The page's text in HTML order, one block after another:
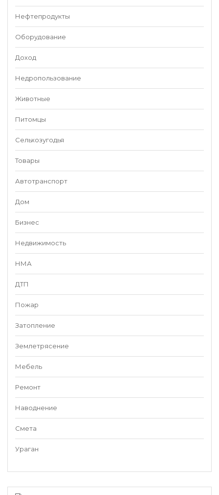
Нефтепродукты
Оборудование
Доход
Недропользование
Животные
Питомцы
Сельхозугодья
Товары
Автотранспорт
Дом
Бизнес
Недвижимость
НМА
ДТП
Пожар
Затопление
Землетрясение
Мебель
Ремонт
Наводнение
Смета
Ураган